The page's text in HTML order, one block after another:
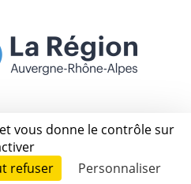
vous donne le contrôle sur
refuser Personnaliser